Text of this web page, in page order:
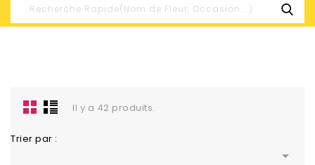
Il y a 42 produits.
Trier par :
